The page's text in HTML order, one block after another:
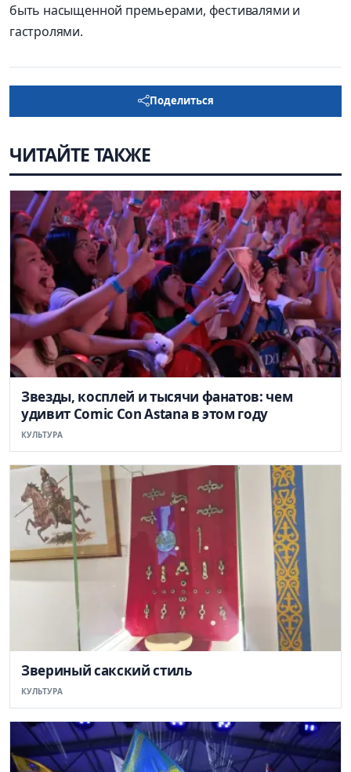
быть насыщенной премьерами, фестивалями и
гастролями.
Поделиться
ЧИТАЙТЕ ТАКЖЕ
Звезды, косплей и тысячи фанатов: чем
удивит Comic Con Astana в этом году
КУЛЬТУРА
Звериный сакский стиль
КУЛЬТУРА